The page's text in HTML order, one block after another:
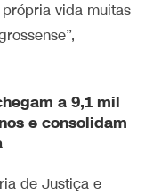
vida muitas
a 9,1 mil
e consolidam
de Justiça e